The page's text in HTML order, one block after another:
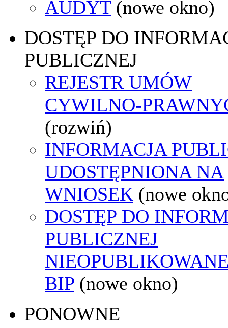
AUDYT (nowe okno)
DOSTĘP DO
PUBLICZNEJ
REJESTR UMÓW
CYWILNO-
(rozwiń)
INFORMACJA
UDOSTĘPNIONA NA
WNIOSEK (nowe
DOSTĘP DO
PUBLICZNEJ
BIP (nowe okno)
PONOWNE